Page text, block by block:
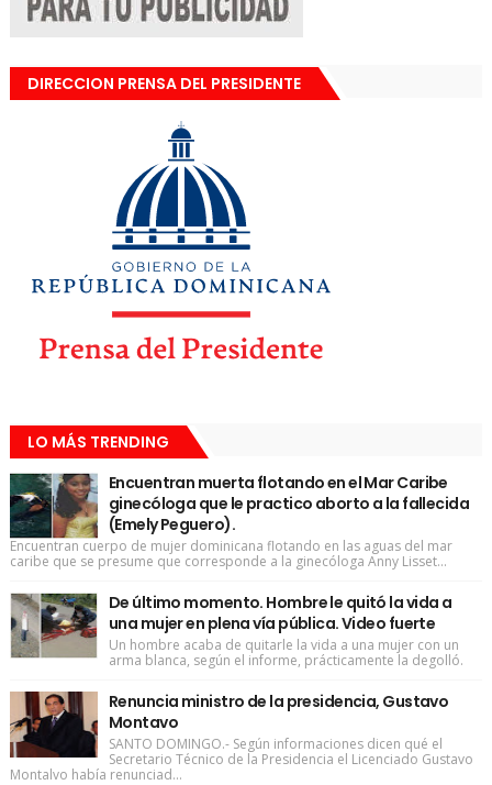
DIRECCION PRENSA DEL PRESIDENTE
LO MÁS TRENDING
Encuentran muerta flotando en el Mar Caribe
ginecóloga que le practico aborto a la fallecida
(Emely Peguero).
Encuentran cuerpo de mujer dominicana flotando en las aguas del mar
caribe que se presume que corresponde a la ginecóloga Anny Lisset...
De último momento. Hombre le quitó la vida a
una mujer en plena vía pública. Video fuerte
Un hombre acaba de quitarle la vida a una mujer con un
arma blanca, según el informe, prácticamente la degolló.
Renuncia ministro de la presidencia, Gustavo
Montavo
SANTO DOMINGO.- Según informaciones dicen qué el
Secretario Técnico de la Presidencia el Licenciado Gustavo
Montalvo había renunciad...